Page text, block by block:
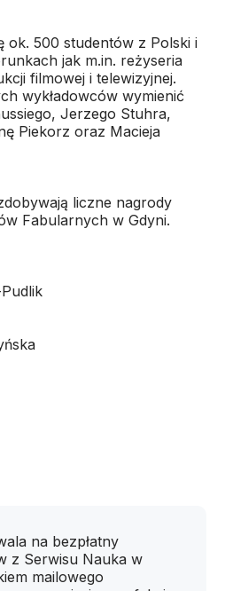
ok. 500 studentów z Polski i
jak m.in. reżyseria
filmowej i telewizyjnej.
wykładowców wymienić
Jerzego Stuhra,
Piekorz oraz Macieja
liczne nagrody
Fabularnych w Gdyni.
na bezpłatny
z Serwisu Nauka w
mailowego